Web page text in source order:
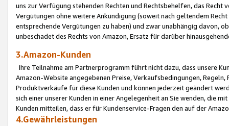
uns zur Verfügung stehenden Rechten und Rechtsbehelfen, das
Vergütungen ohne weitere Ankündigung (soweit nach geltendem
entsprechende Vergütungen zu haben) und zwar unabhängig davon,
unbeschadet des Rechts von Amazon, Ersatz für darüber
3.Amazon-Kunden
Ihre Teilnahme am Partnerprogramm führt nicht dazu, dass unsere
Amazon-Website angegebenen Preise, Verkaufsbedingungen,
Produktverkäufe für diese Kunden und können jederzeit geändert
sich einer unserer Kunden in einer Angelegenheit an Sie wenden, die
Kunden mitteilen, dass er für Kundenservice-Fragen den auf der
4.Gewährleistungen